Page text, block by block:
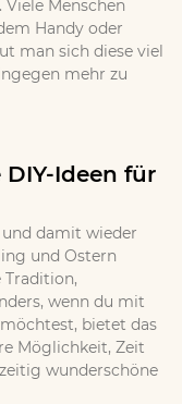
Menschen
Handy oder
man sich diese viel
mehr zu
DIY-Ideen für
damit wieder
und Ostern
Tradition,
wenn du mit
bietet das
Möglichkeit, Zeit
wunderschöne